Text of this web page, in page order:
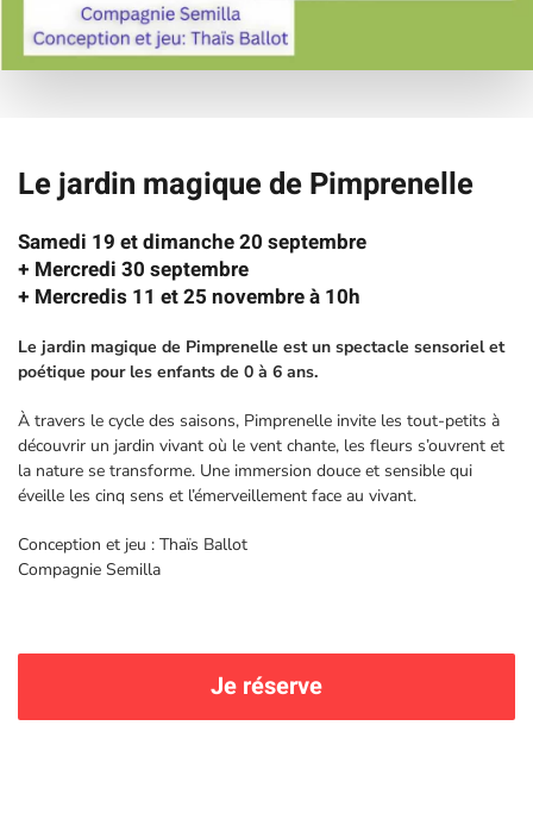
Le jardin magique de Pimprenelle
Samedi 19 et dimanche 20 septembre
+ Mercredi 30 septembre
+ Mercredis 11 et 25 novembre à 10h
Le jardin magique de Pimprenelle est un spectacle sensoriel et
poétique pour les enfants de 0 à 6 ans.
À travers le cycle des saisons, Pimprenelle invite les tout-petits à
découvrir un jardin vivant où le vent chante, les fleurs s’ouvrent et
la nature se transforme. Une immersion douce et sensible qui
éveille les cinq sens et l’émerveillement face au vivant.
Conception et jeu : Thaïs Ballot
Compagnie Semilla
Je réserve